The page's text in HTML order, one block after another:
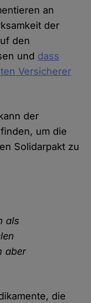
an
der
den
und dass
Versicherer
der
um die
Solidarpakt zu
als
aber
die